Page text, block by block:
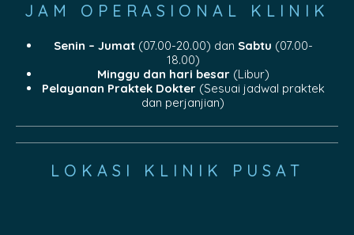
JAM OPERASIONAL KLINIK
Senin – Jumat(07.00-20.00) dan Sabtu (07.00-
18.00)
Minggu dan hari besar(Libur)
Pelayanan Praktek Dokter(Sesuai jadwal praktek
dan perjanjian)
LOKASI KLINIK PUSAT